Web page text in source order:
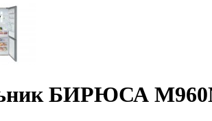
БИРЮСА